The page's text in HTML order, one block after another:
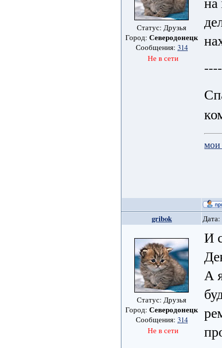
Статус: Друзья
Город: Северодонецк
Сообщения: 314
Не в сети
мои
gribok
Статус: Друзья
Город: Северодонецк
Сообщения: 314
Не в сети
И
А